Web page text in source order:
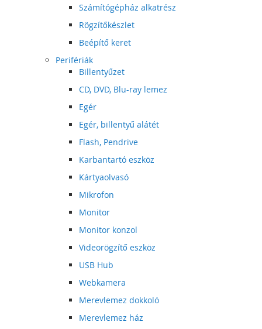
Számítógépház alkatrész
Rögzítőkészlet
Beépítő keret
Perifériák
Billentyűzet
CD, DVD, Blu-ray lemez
Egér
Egér, billentyű alátét
Flash, Pendrive
Karbantartó eszköz
Kártyaolvasó
Mikrofon
Monitor
Monitor konzol
Videorögzítő eszköz
USB Hub
Webkamera
Merevlemez dokkoló
Merevlemez ház